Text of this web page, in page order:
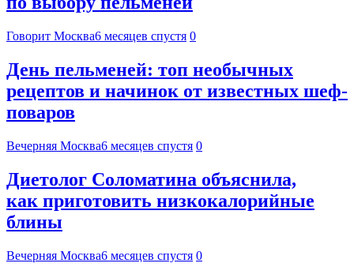
Говорит Москва6 месяцев спустя 0
День пельменей: топ необычных
рецептов и начинок от известных шеф-
поваров
Вечерняя Москва6 месяцев спустя 0
Диетолог Соломатина объяснила,
как приготовить низкокалорийные
блины
Вечерняя Москва6 месяцев спустя 0